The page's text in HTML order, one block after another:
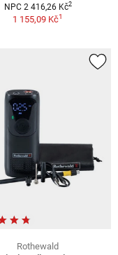
NPC 2 416,26 Kč2
1 155,09 Kč1
Rothewald